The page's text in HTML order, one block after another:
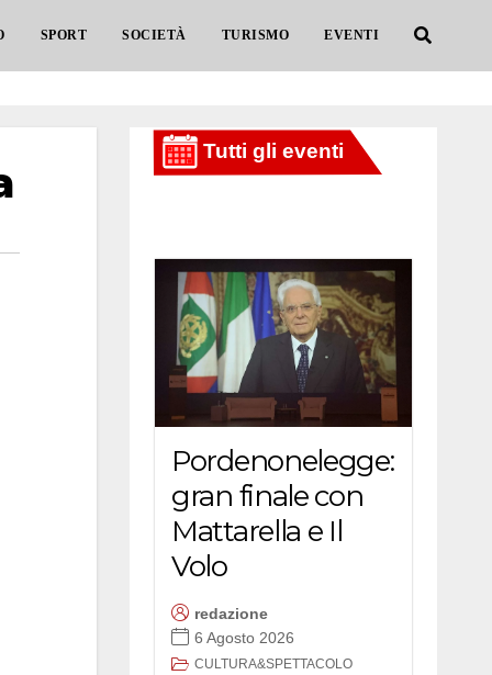
SPORT SOCIETÀ TURISMO EVENTI
Pordenonelegge:
gran finale con
Mattarella e Il
Volo
redazione
6 Agosto 2026
CULTURA&SPETTACOLO